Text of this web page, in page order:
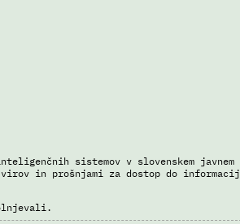
sistemov v slovenskem javnem
in prošnjami za dostop do informacij